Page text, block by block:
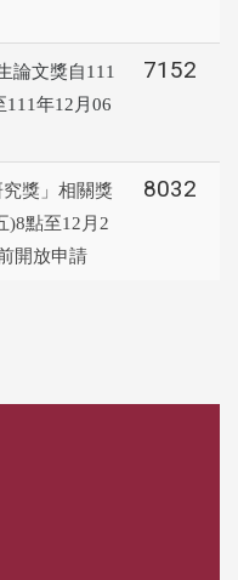
論文獎自111
111年12 月06
7152
獎」相關獎
)8點至12月2
開放申請
8032